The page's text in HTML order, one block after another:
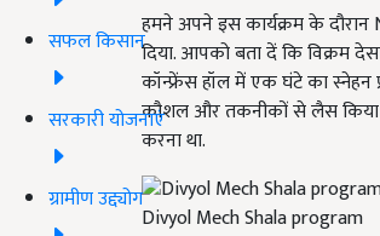
सफल किसान
सरकारी योजनाएं
ग्रामीण उद्द्योग
हमने अपने इस कार्यक्रम के
दिया. आपको बता दें कि विक्रम
कॉन्फ्रेंस हॉल में एक घंटे का स्नेहन
कौशल और तकनीकों से लैस किया
करना था.
Divyol Mech Shala program